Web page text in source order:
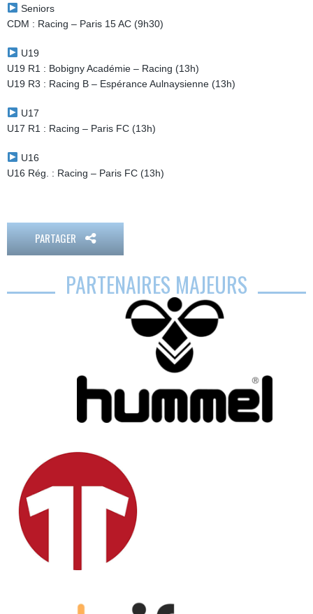
Seniors
CDM : Racing – Paris 15 AC (9h30)
U19
U19 R1 : Bobigny Académie – Racing (13h)
U19 R3 : Racing B – Espérance Aulnaysienne (13h)
U17
U17 R1 : Racing – Paris FC (13h)
U16
U16 Rég. : Racing – Paris FC (13h)
PARTAGER
PARTENAIRES MAJEURS